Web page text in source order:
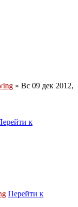
» Вс 09 дек 2012,
к
Перейти к